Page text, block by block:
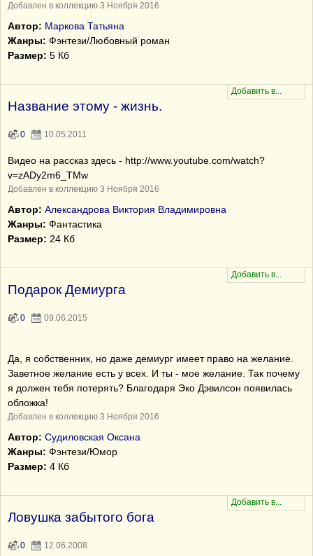
Добавлен в коллекцию 3 Ноября 2016
Автор: Маркова Татьяна
Жанры: Фэнтези/Любовный роман
Размер: 5 Кб
Название этому - жизнь.
0 10.05.2011
Видео на рассказ здесь - http://www.youtube.com/watch?
v=zADy2m6_TMw
Добавлен в коллекцию 3 Ноября 2016
Автор: Александрова Виктория Владимировна
Жанры: Фантастика
Размер: 24 Кб
Подарок Демиурга
0 09.06.2015
Да, я собственник, но даже демиург имеет право на желание.
Заветное желание есть у всех. И ты - мое желание. Так почему
я должен тебя потерять? Благодаря Эко Дэвилсон появилась
обложка!
Добавлен в коллекцию 3 Ноября 2016
Автор: Судиловская Оксана
Жанры: Фэнтези/Юмор
Размер: 4 Кб
Ловушка забытого бога
0 12.06.2008